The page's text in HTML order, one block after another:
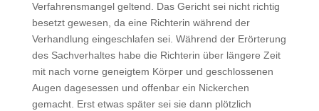
Verfahrensmangel geltend. Das Gericht sei nicht richtig
besetzt gewesen, da eine Richterin während der
Verhandlung eingeschlafen sei. Während der Erörterung
des Sachverhaltes habe die Richterin über längere Zeit
mit nach vorne geneigtem Körper und geschlossenen
Augen dagesessen und offenbar ein Nickerchen
gemacht. Erst etwas später sei sie dann plötzlich